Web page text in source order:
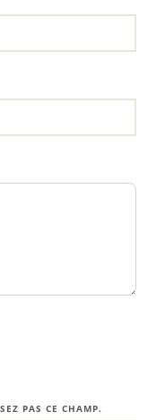
PAS CE CHAMP.